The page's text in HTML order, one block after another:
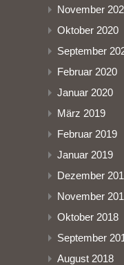
November
Oktober 2020
September
Februar 2020
Januar 2020
März 2019
Februar 2019
Januar 2019
Dezember
November
Oktober 2018
September
August 2018